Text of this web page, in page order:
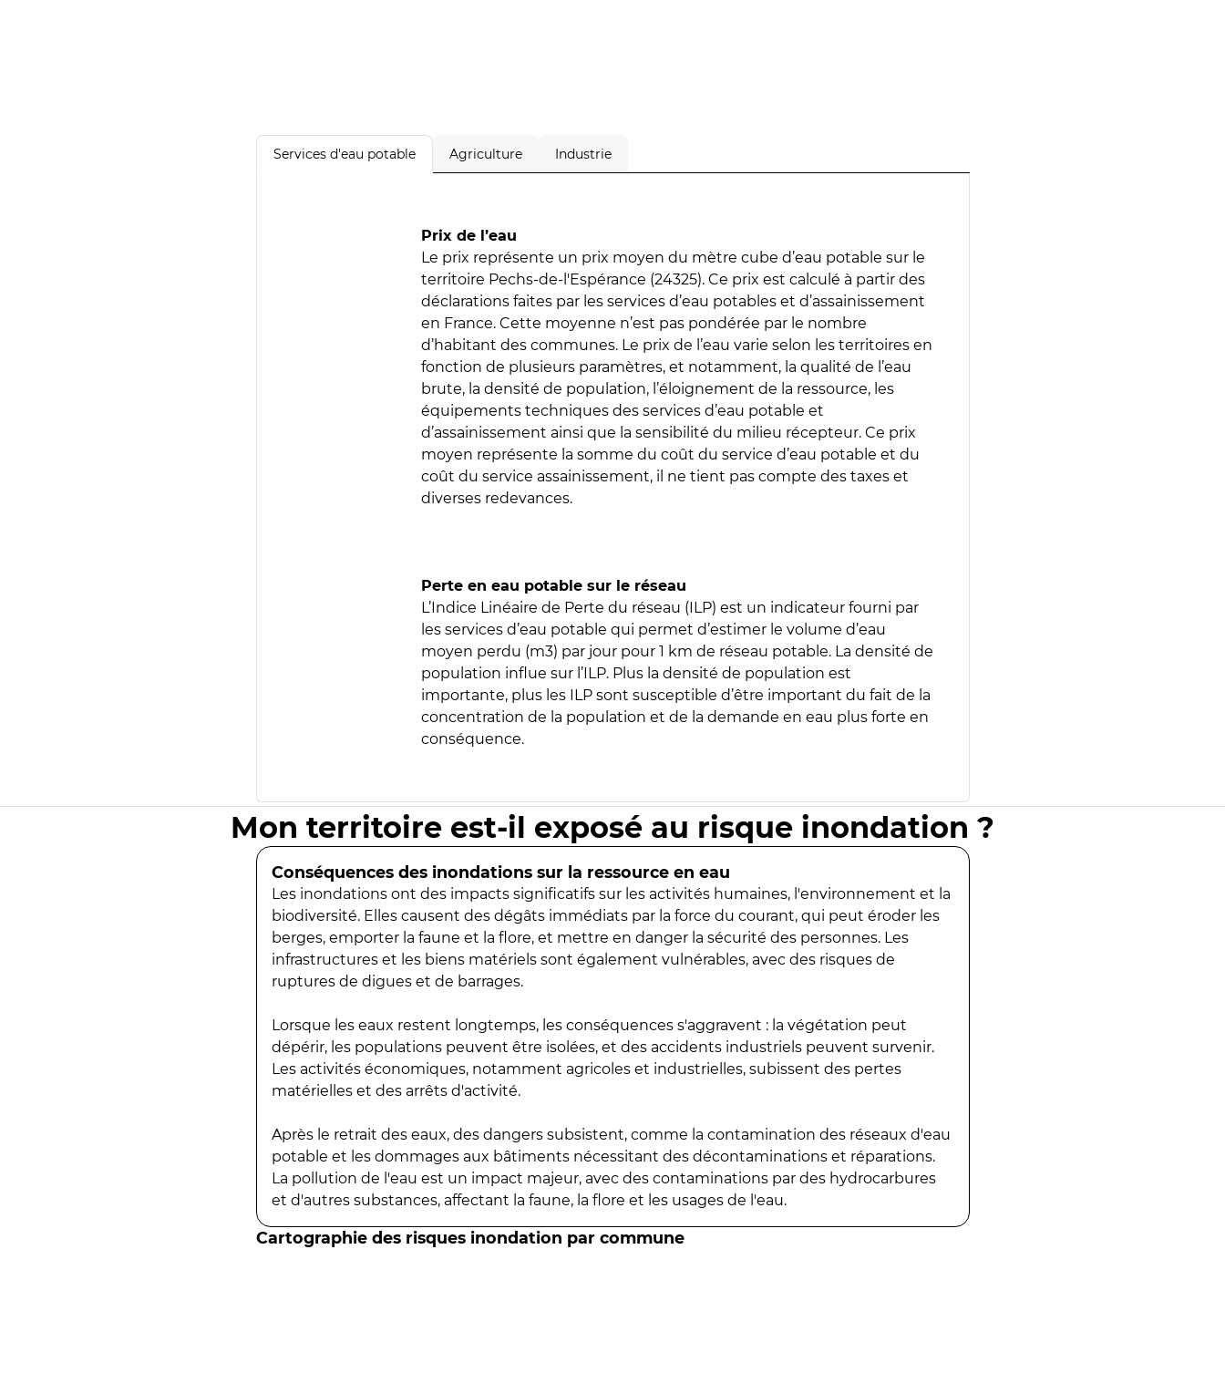
Services d'eau potable Agriculture Industrie
Prix de l’eau
Le prix représente un prix moyen du mètre cube d’eau potable sur le
territoire Pechs-de-l'Espérance (24325). Ce prix est calculé à partir des
déclarations faites par les services d’eau potables et d’assainissement
en France. Cette moyenne n’est pas pondérée par le nombre
d’habitant des communes. Le prix de l’eau varie selon les territoires en
fonction de plusieurs paramètres, et notamment, la qualité de l’eau
brute, la densité de population, l’éloignement de la ressource, les
équipements techniques des services d’eau potable et
d’assainissement ainsi que la sensibilité du milieu récepteur. Ce prix
moyen représente la somme du coût du service d’eau potable et du
coût du service assainissement, il ne tient pas compte des taxes et
diverses redevances.
Perte en eau potable sur le réseau
L’Indice Linéaire de Perte du réseau (ILP) est un indicateur fourni par
les services d’eau potable qui permet d’estimer le volume d’eau
moyen perdu (m3) par jour pour 1 km de réseau potable. La densité de
population influe sur l’ILP. Plus la densité de population est
importante, plus les ILP sont susceptible d’être important du fait de la
concentration de la population et de la demande en eau plus forte en
conséquence.
Mon territoire est-il exposé au risque inondation ?
Conséquences des inondations sur la ressource en eau
Les inondations ont des impacts significatifs sur les activités humaines, l'environnement et la
biodiversité. Elles causent des dégâts immédiats par la force du courant, qui peut éroder les
berges, emporter la faune et la flore, et mettre en danger la sécurité des personnes. Les
infrastructures et les biens matériels sont également vulnérables, avec des risques de
ruptures de digues et de barrages.
Lorsque les eaux restent longtemps, les conséquences s'aggravent : la végétation peut
dépérir, les populations peuvent être isolées, et des accidents industriels peuvent survenir.
Les activités économiques, notamment agricoles et industrielles, subissent des pertes
matérielles et des arrêts d'activité.
Après le retrait des eaux, des dangers subsistent, comme la contamination des réseaux d'eau
potable et les dommages aux bâtiments nécessitant des décontaminations et réparations.
La pollution de l'eau est un impact majeur, avec des contaminations par des hydrocarbures
et d'autres substances, affectant la faune, la flore et les usages de l'eau.
Cartographie des risques inondation par commune